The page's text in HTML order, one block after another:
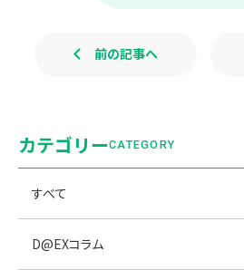
k
前の記事へ
カテゴリーCATEGORY
すべて
D@EXコラム